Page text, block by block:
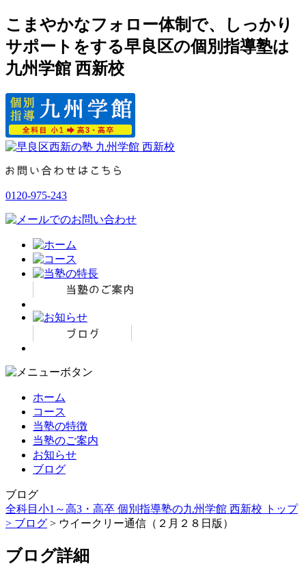
こまやかなフォロー体制で、しっかり
サポートをする早良区の個別指導塾は
九州学館 西新校
0120-975-243
ホーム
コース
当塾の特徴
当塾のご案内
お知らせ
ブログ
ブログ
全科目小1～高3・高卒 個別指導塾の九州学館 西新校 トップ
> ブログ > ウイークリー通信（２月２８日版）
ブログ詳細